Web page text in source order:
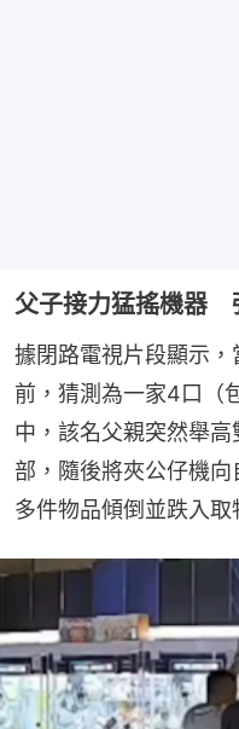
父子接力猛搖機器
據閉路電視片段顯示
前，猜測為一家4口（
中，該名父親突然舉
部，隨後將夾公仔機
多件物品傾倒並跌入取